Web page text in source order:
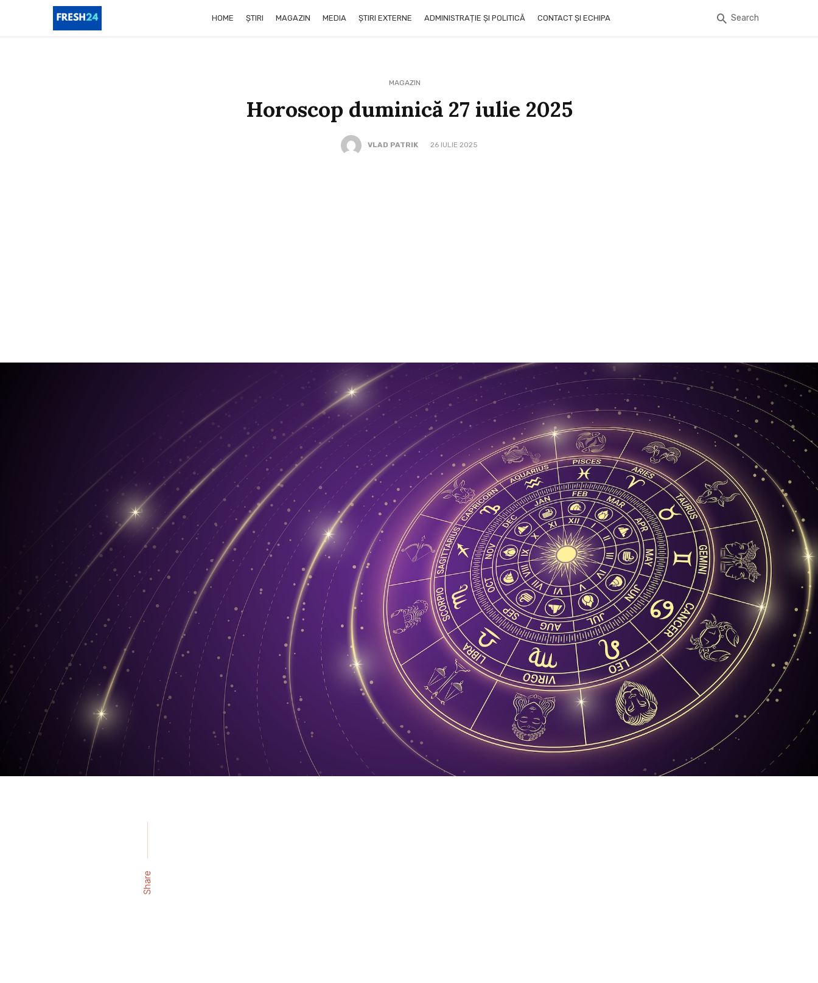
HOME ȘTIRI MAGAZIN MEDIA ȘTIRI EXTERNE ADMINISTRAȚIE ȘI POLITICĂ CONTACT ȘI ECHIPA Search
MAGAZIN
Horoscop duminică 27 iulie 2025
VLAD PATRIK 26 IULIE 2025
Share